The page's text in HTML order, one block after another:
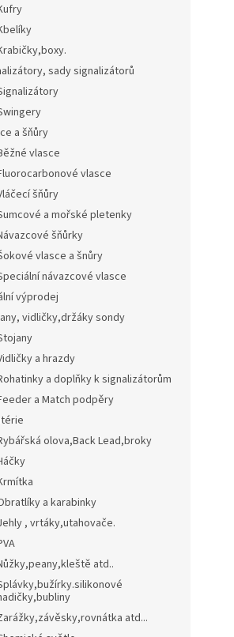
sady signalizátorů
a šňůry
vlasce
vlasce
šňůry
a mořské pletenky
šňůrky
vlasce a šnůry
návazcové vlasce
výprodej
vidličky,držáky sondy
a hrazdy
a doplňky k signalizátorům
a Match podpěry
olova,Back Lead,broky
a karabinky
, vrtáky,utahovače.
atd..
atd...